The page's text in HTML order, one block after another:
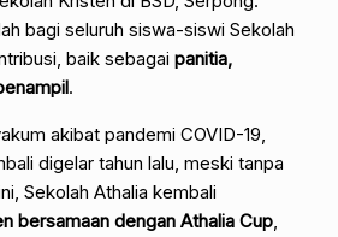
bagi seluruh siswa-siswi Sekolah
baik sebagai panitia,
.
akibat pandemi COVID-19,
digelar tahun lalu, meski tanpa
Sekolah Athalia kembali
bersamaan dengan Athalia Cup,